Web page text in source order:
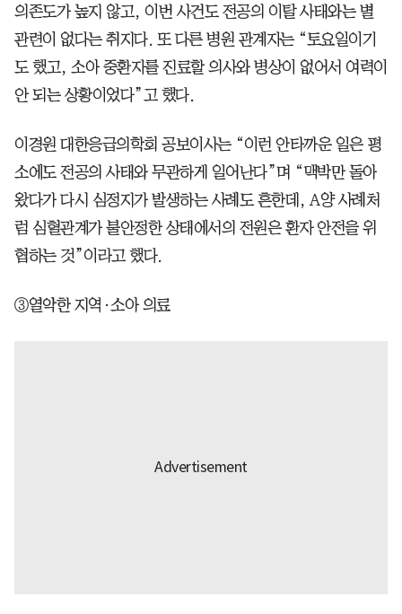
의존도가 높지 않고, 이번 사건도 전공의 이탈 사태와는 별
관련이 없다는 취지다. 또 다른 병원 관계자는 “토요일이기
도 했고, 소아 중환자를 진료할 의사와 병상이 없어서 여력이
안 되는 상황이었다”고 했다.
이경원 대한응급의학회 공보이사는 “이런 안타까운 일은 평
소에도 전공의 사태와 무관하게 일어난다”며 “맥박만 돌아
왔다가 다시 심정지가 발생하는 사례도 흔한데, A양 사례처
럼 심혈관계가 불안정한 상태에서의 전원은 환자 안전을 위
협하는 것”이라고 했다.
③열악한 지역·소아 의료